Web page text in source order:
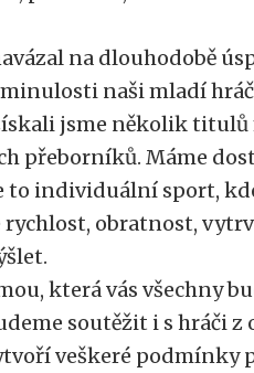
na dlouhodobě
naši mladí
jsme několik
přeborníků. Máme
to individuální sport,
rychlost, obratnost,
která vás všechny
soutěžit i s hráči
veškeré podmínky